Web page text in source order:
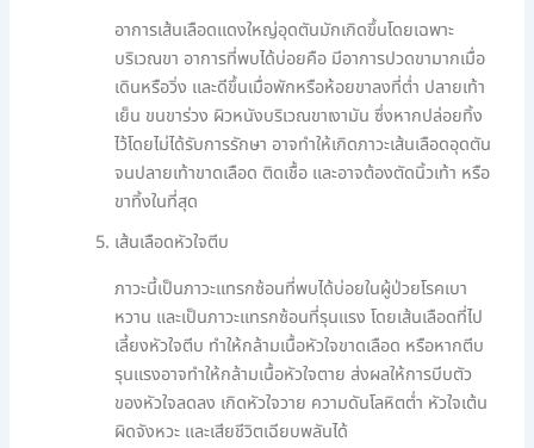
อาการเส้นเลือดแดงใหญ่อุดตันมักเกิดขึ้นโดยเฉพาะ
บริเวณขา อาการที่พบได้บ่อยคือ มีอาการปวดขามากเมื่อ
เดินหรือวิ่ง และดีขึ้นเมื่อพักหรือห้อยขาลงที่ต่ำ ปลายเท้า
เย็น ขนขาร่วง ผิวหนังบริเวณขาเงามัน ซึ่งหากปล่อยทิ้ง
ไว้โดยไม่ได้รับการรักษา อาจทำให้เกิดภาวะเส้นเลือดอุดตัน
จนปลายเท้าขาดเลือด ติดเชื้อ และอาจต้องตัดนิ้วเท้า หรือ
ขาทิ้งในที่สุด
เส้นเลือดหัวใจตีบ
ภาวะนี้เป็นภาวะแทรกซ้อนที่พบได้บ่อยในผู้ป่วยโรคเบา
หวาน และเป็นภาวะแทรกซ้อนที่รุนแรง โดยเส้นเลือดที่ไป
เลี้ยงหัวใจตีบ ทำให้กล้ามเนื้อหัวใจขาดเลือด หรือหากตีบ
รุนแรงอาจทำให้กล้ามเนื้อหัวใจตาย ส่งผลให้การบีบตัว
ของหัวใจลดลง เกิดหัวใจวาย ความดันโลหิตต่ำ หัวใจเต้น
ผิดจังหวะ และเสียชีวิตเฉียบพลันได้